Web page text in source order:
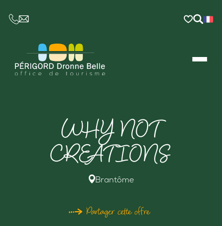
CE LIEN OUVRIRA VOTRE LOGICIEL DE
WHY NOT
CREATIONS
Brantôme
Partager cette offre